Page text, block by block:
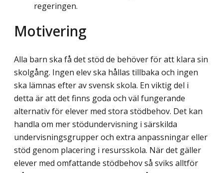
regeringen.
Motivering
Alla barn ska få det stöd de behöver för att klara sin
skolgång. Ingen elev ska hållas tillbaka och ingen
ska lämnas efter av svensk skola. En viktig del i
detta är att det finns goda och väl fungerande
alternativ för elever med stora stödbehov. Det kan
handla om mer stödundervisning i särskilda
undervisningsgrupper och extra anpassningar eller
stöd genom placering i resursskola. När det gäller
elever med omfattande stödbehov så sviks alltför